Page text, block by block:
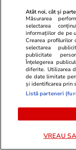
Politică
Cum a apărut
Grădinaru la
președinta
Murmu, la
Motivul pentru
rochie galbenă
Atât noi, cât și
Măsurarea
selectarea
informațiilor de pe
Crearea profilurilor
selectarea
publicitate
Înțelegerea
diferite. Utilizarea
de date limitate
și identificarea prin
Listă parteneri
VREAU